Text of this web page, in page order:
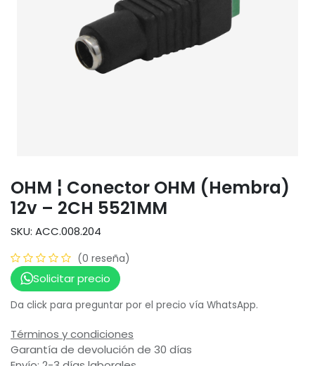
OHM ¦ Conector OHM (Hembra)
12v – 2CH 5521MM
SKU: ACC.008.204
(0 reseña)
Solicitar precio
Da click para preguntar por el precio vía WhatsApp.
Términos y condiciones
Garantía de devolución de 30 días